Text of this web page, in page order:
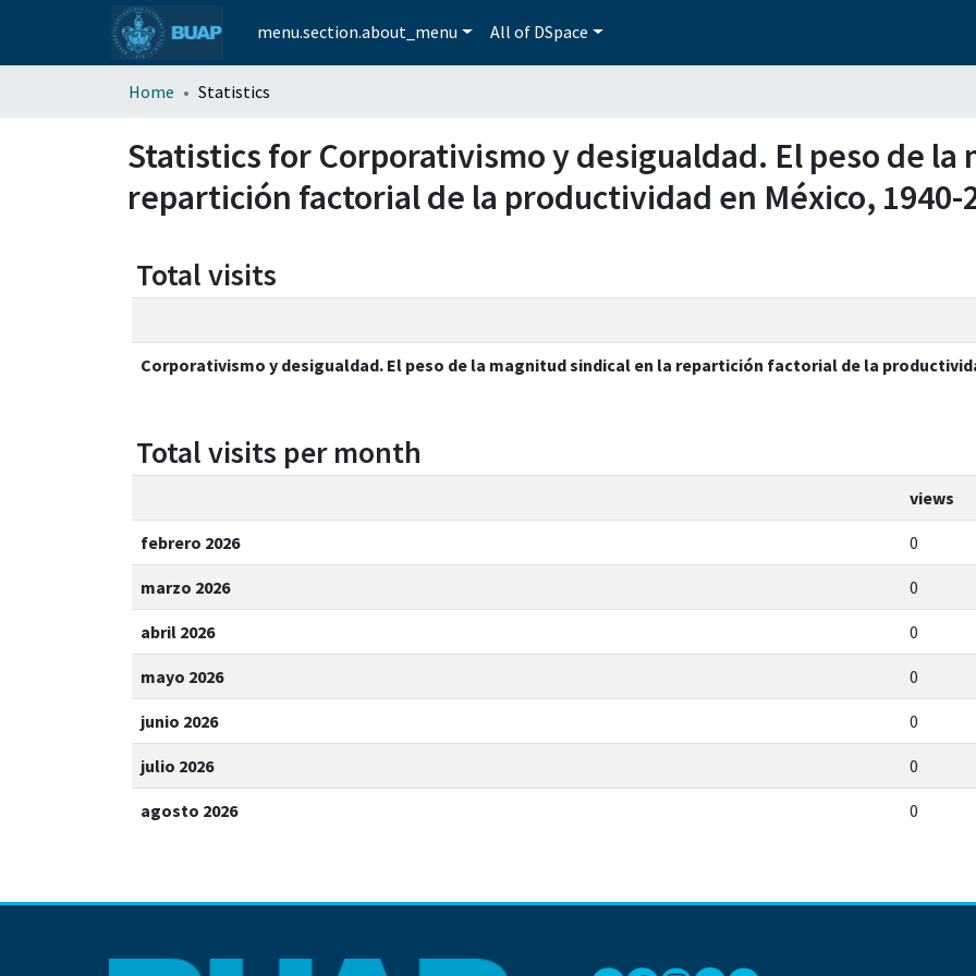
menu.section.about_menu All of DSpace
Home Statistics
Statistics for Corporativismo y desigualdad. El peso de la
repartición factorial de la productividad en México, 1940-
Total visits
Corporativismo y desigualdad. El peso de la magnitud sindical en la repartición factorial de la
Total visits per month
views
febrero 2026 0
marzo 2026 0
abril 2026 0
mayo 2026 0
junio 2026 0
julio 2026 0
agosto 2026 0